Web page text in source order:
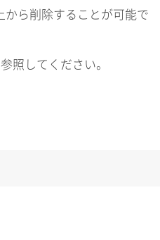
から削除することが可能で
照してください。